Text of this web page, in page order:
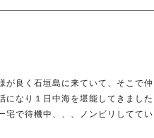
が良く石垣島に来ていて、そこで
になり１日中海を堪能してきました
宅で待機中、、、ノンビリしててい